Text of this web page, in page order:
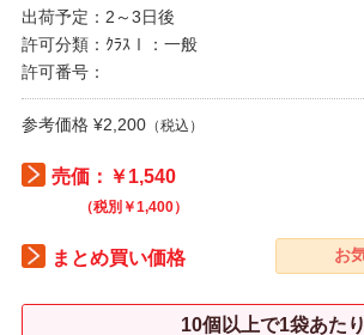
出荷予定：2～3日後
許可分類：ｸﾗｽⅠ：一般
許可番号：
参考価格 ¥2,200 （税込）
売価：￥1,540
（税別￥1,400）
まとめ買い価格
10個以上で1袋あたり